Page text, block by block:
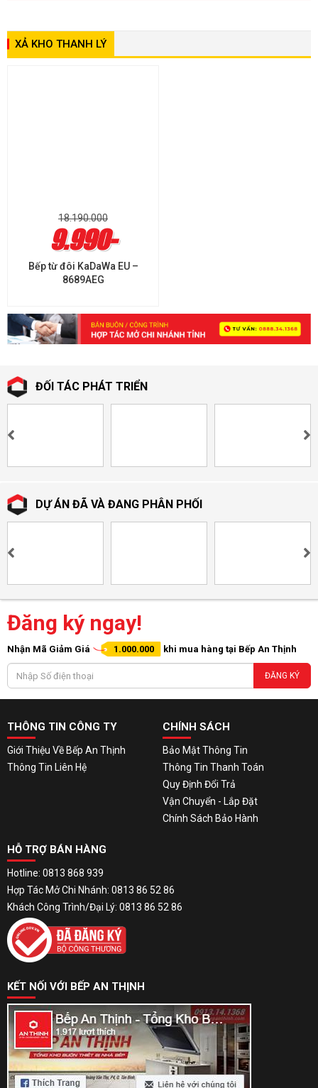
XẢ KHO THANH LÝ
18.190.000
9.990-
Bếp từ đôi KaDaWa EU –
8689AEG
ĐỐI TÁC PHÁT TRIỂN
DỰ ÁN ĐÃ VÀ ĐANG PHÂN PHỐI
Đăng ký ngay!
Nhận Mã Giảm Giá 1.000.000 khi mua hàng tại Bếp An Thịnh
ĐĂNG KÝ
THÔNG TIN CÔNG TY
Giới Thiệu Về Bếp An Thịnh
Thông Tin Liên Hệ
CHÍNH SÁCH
Bảo Mật Thông Tin
Thông Tin Thanh Toán
Quy Định Đổi Trả
Vận Chuyển - Lắp Đặt
Chính Sách Bảo Hành
HỖ TRỢ BÁN HÀNG
Hotline: 0813 868 939
Hợp Tác Mở Chi Nhánh: 0813 86 52 86
Khách Công Trình/Đại Lý: 0813 86 52 86
KẾT NỐI VỚI BẾP AN THỊNH